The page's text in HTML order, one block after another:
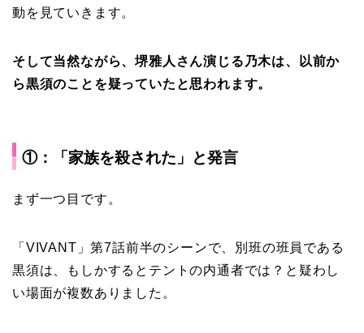
動を見ていきます。
そして当然ながら、堺雅人さん演じる乃木は、以前か
ら黒須のことを疑っていたと思われます。
①：「家族を殺された」と発言
まず一つ目です。
「VIVANT」第7話前半のシーンで、別班の班員である
黒須は、もしかするとテントの内通者では？と疑わし
い場面が複数ありました。